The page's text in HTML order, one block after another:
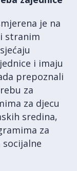
je na
stranim
i imaju
prepoznali
za
za djecu
sredina,
za